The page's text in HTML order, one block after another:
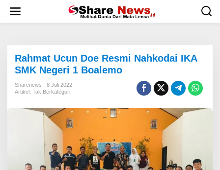
w
Rahmat Ucun Doe Resmi Nahkodai IKA
SMK Negeri 1 Boalemo
Sharenews
8 Juli 2022
Artikel Tak Berkategori